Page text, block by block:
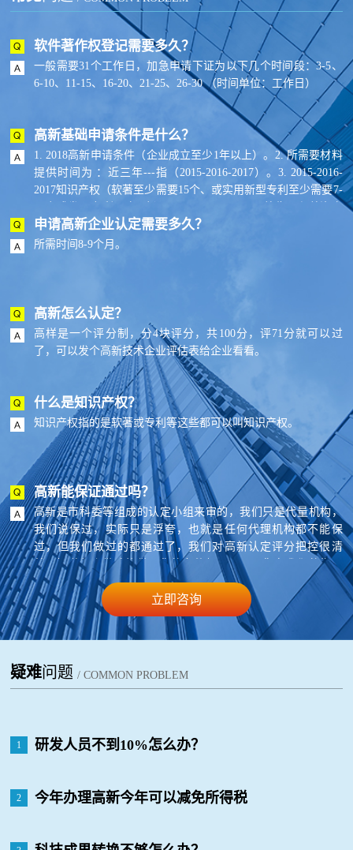
软件著作权登记需要多久？
一般需要31个工作日，加急申请下证为以下几个时间段：3-5、
6-10、11-15、16-20、21-25、26-30 （时间单位：工作日）
高新基础申请条件是什么？
1. 2018高新申请条件（企业成立至少1年以上）。2. 所需要材料
提供时间为 ：近三年---指（2015-2016-2017）。3. 2015-2016-
2017知识产权（软著至少需要15个、或实用新型专利至少需要7-
10个或发明专利至少2个）。4. 2015-2016-2017总收入和总资产
是否上升趋势。5. 2015-2016-2017提供与知识产权相关的合同--
最少15份。6. 一份与大学或研究所的合作开发协议,产学研合
申请高新企业认定需要多久？
所需时间8-9个月。
高新怎么认定？
高样是一个评分制，分4块评分，共100分，评71分就可以过
了，可以发个高新技术企业评估表给企业看看。
什么是知识产权？
知识产权指的是软著或专利等这些都可以叫知识产权。
高新能保证通过吗？
高新是市科委等组成的认定小组来审的，我们只是代量机构，
我们说保过，实际只是浮夸，也就是任何代理机构都不能保
过，但我们做过的都通过了，我们对高新认定评分把控很清
楚，知道怎么做才能做，您的条件如果可以，您在我们的指导
下来准备材料，基本就能过。
立即咨询
疑难问题 / COMMON PROBLEM
1 研发人员不到10%怎么办？
2
今年办理高新今年可以减免所得税